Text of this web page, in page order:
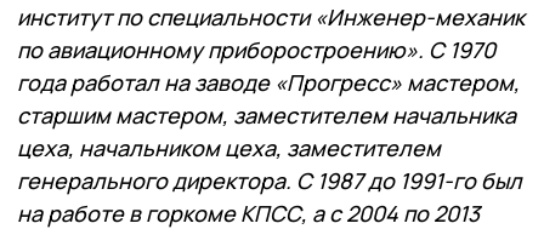
институт по специальности «Инженер-­механик
по авиационному приборостроению». С 1970
года работал на заводе «Прогресс» мастером,
старшим мастером, заместителем начальника
цеха, начальником цеха, заместителем
генерального директора. С 1987 до 1991-­го был
на работе в горкоме КПСС, а с 2004 по 2013